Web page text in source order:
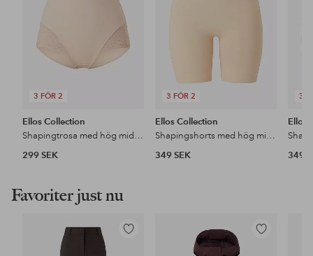
3 FÖR 2
Ellos Collection
Shapingtrosa med hög midja – medium support
299 SEK
3 FÖR 2
Ellos Collection
Shapingshorts med hög midja - medium support
349 SEK
3
Ellos
349
Favoriter just nu
Lägg
Lägg